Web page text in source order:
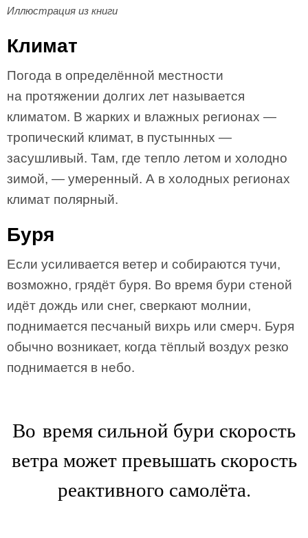
Иллюстрация из книги
Климат
Погода в определённой местности
на протяжении долгих лет называется
климатом. В жарких и влажных регионах —
тропический климат, в пустынных —
засушливый. Там, где тепло летом и холодно
зимой, — умеренный. А в холодных регионах
климат полярный.
Буря
Если усиливается ветер и собираются тучи,
возможно, грядёт буря. Во время бури стеной
идёт дождь или снег, сверкают молнии,
поднимается песчаный вихрь или смерч. Буря
обычно возникает, когда тёплый воздух резко
поднимается в небо.
Во время сильной бури скорость
ветра может превышать скорость
реактивного самолёта.